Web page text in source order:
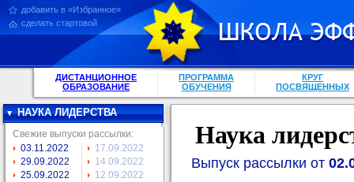
добавить в «Избранное»
сделать стартовой
ДИСТАНЦИОННОЕ
ОБРАЗОВАНИЕ
ПРОГРАММА
ОБУЧЕНИЯ
КРУГ
ПОСВЯЩЕННЫХ
НАУКА ЛИДЕРСТВА
Свежие выпуски рассылки:
03.11.2022
29.09.2022
25.09.2022
17.09.2022
14.09.2022
12.09.2022
Наука
Выпуск рассылки от